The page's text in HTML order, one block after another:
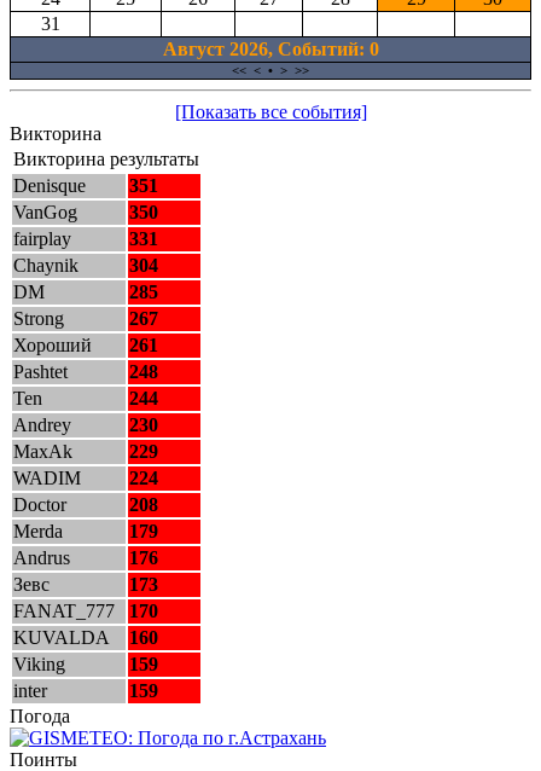
31
Август 2026, Cобытий: 0
<< < • > >>
[Показать все события]
Викторина
Викторина результаты
Denisque
351
VanGog
350
fairplay
331
Chaynik
304
DM
285
Strong
267
Хороший
261
Pashtet
248
Ten
244
Andrey
230
MaxAk
229
WADIM
224
Doctor
208
Merda
179
Andrus
176
Зевс
173
FANAT_777
170
KUVALDA
160
Viking
159
inter
159
Погода
Поинты